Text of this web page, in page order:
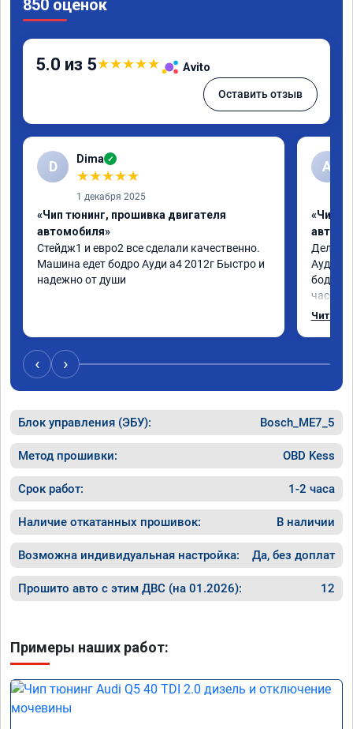
850 оценок
5.0 из 5★★★★★ Avito
Оставить отзыв
D Dima ✓
★★★★★
1 декабря 2025
«Чип тюнинг, прошивка двигателя
автомобиля»
Стейдж1 и евро2 все сделали качественно.
Машина едет бодро Ауди а4 2012г Быстро и
надежно от души
А
«Чип
Делал
как
Читать
‹ ›
Блок управления (ЭБУ): Bosch_ME7_5
Метод прошивки: OBD Kess
Срок работ: 1-2 часа
Наличие откатанных прошивок: В наличии
Возможна индивидуальная настройка: Да, без доплат
Прошито авто с этим ДВС (на 01.2026): 12
Примеры наших работ: